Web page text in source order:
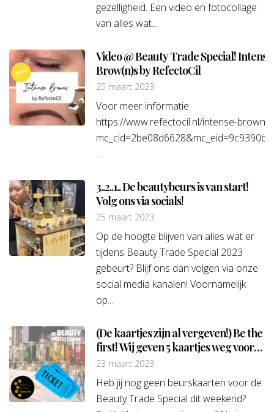
gezelligheid. Een video en fotocollage
van alles wat...
Video @ Beauty Trade Special! Intense
Brow(n)s by RefectoCil
25 maart 2023
Voor meer informatie:
https://www.refectocil.nl/intense-browns?
...
3..2..1.. De beautybeurs is van start!
Volg ons via socials!
25 maart 2023
Op de hoogte blijven van alles wat er
tijdens Beauty Trade Special 2023
gebeurt? Blijf ons dan volgen via onze
social media kanalen! Voornamelijk
op...
(De kaartjes zijn al vergeven!) Be the
first! Wij geven 5 kaartjes weg voor
Beauty Trade Special 2023!
23 maart 2023
Heb jij nog geen beurskaarten voor de
Beauty Trade Special dit weekend?